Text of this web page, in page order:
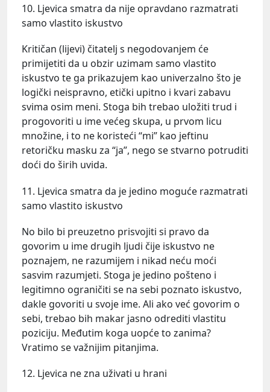
10. Ljevica smatra da nije opravdano razmatrati
samo vlastito iskustvo
Kritičan (lijevi) čitatelj s negodovanjem će
primijetiti da u obzir uzimam samo vlastito
iskustvo te ga prikazujem kao univerzalno što je
logički neispravno, etički upitno i kvari zabavu
svima osim meni. Stoga bih trebao uložiti trud i
progovoriti u ime većeg skupa, u prvom licu
množine, i to ne koristeći “mi” kao jeftinu
retoričku masku za “ja”, nego se stvarno potruditi
doći do širih uvida.
11. Ljevica smatra da je jedino moguće razmatrati
samo vlastito iskustvo
No bilo bi preuzetno prisvojiti si pravo da
govorim u ime drugih ljudi čije iskustvo ne
poznajem, ne razumijem i nikad neću moći
sasvim razumjeti. Stoga je jedino pošteno i
legitimno ograničiti se na sebi poznato iskustvo,
dakle govoriti u svoje ime. Ali ako već govorim o
sebi, trebao bih makar jasno odrediti vlastitu
poziciju. Međutim koga uopće to zanima?
Vratimo se važnijim pitanjima.
12. Ljevica ne zna uživati u hrani